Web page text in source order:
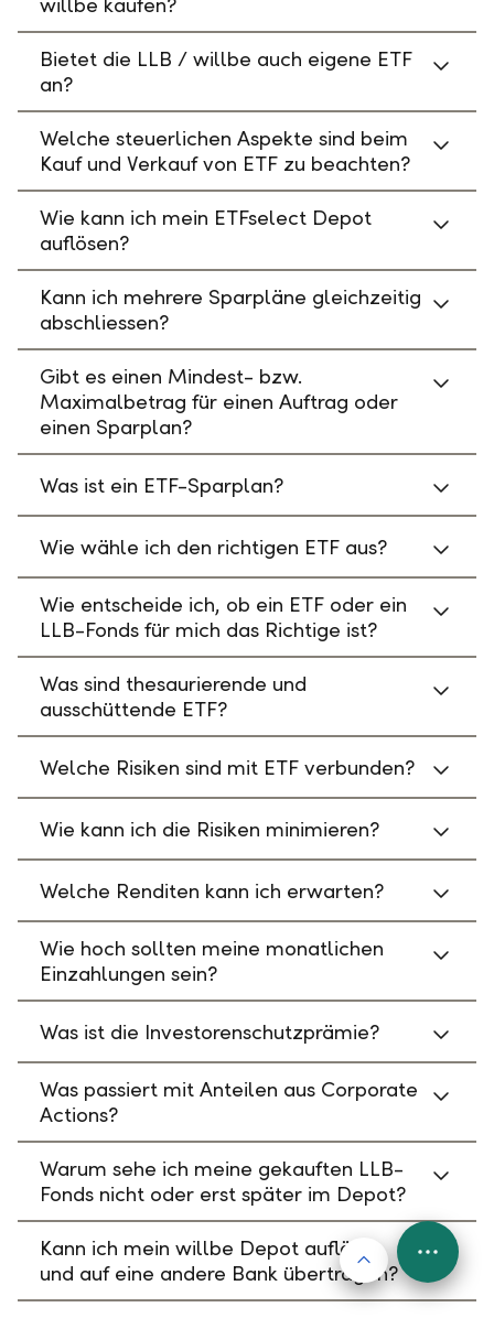
Bietet die LLB / willbe auch eigene ETF
an?
Welche steuerlichen Aspekte sind beim
Kauf und Verkauf von ETF zu beachten?
Wie kann ich mein ETFselect Depot
auflösen?
Kann ich mehrere Sparpläne gleichzeitig
abschliessen?
Gibt es einen Mindest- bzw.
Maximalbetrag für einen Auftrag oder
einen Sparplan?
Was ist ein ETF-Sparplan?
Wie wähle ich den richtigen ETF aus?
Wie entscheide ich, ob ein ETF oder ein
LLB-Fonds für mich das Richtige ist?
Was sind thesaurierende und
ausschüttende ETF?
Welche Risiken sind mit ETF verbunden?
Wie kann ich die Risiken minimieren?
Welche Renditen kann ich erwarten?
Wie hoch sollten meine monatlichen
Einzahlungen sein?
Was ist die Investorenschutzprämie?
Was passiert mit Anteilen aus Corporate
Actions?
Warum sehe ich meine gekauften LLB-
Fonds nicht oder erst später im Depot?
Kann ich mein willbe Depot auflösen
und auf eine andere Bank übertragen?
Nach oben
FAB
Menu